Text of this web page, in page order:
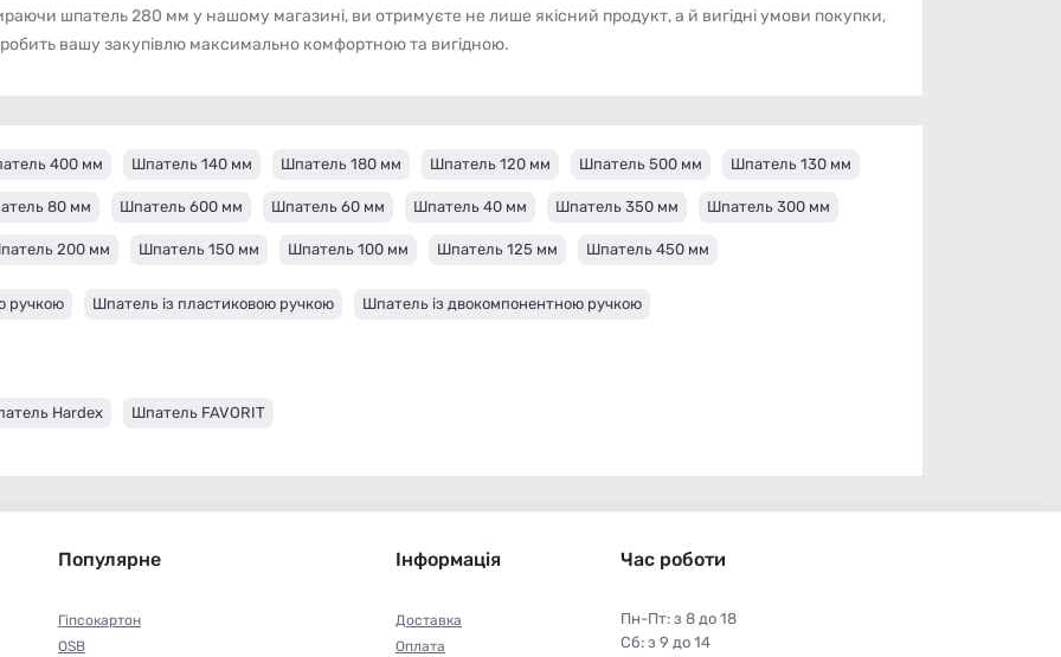
шпатель 280 мм у нашому магазині, ви отримуєте не лише якісний продукт, а й вигідні умови покупки,
вашу закупівлю максимально комфортною та вигідною.
400 мм Шпатель 140 мм Шпатель 180 мм Шпатель 120 мм Шпатель 500 мм Шпатель 130 мм
80 мм Шпатель 600 мм Шпатель 60 мм Шпатель 40 мм Шпатель 350 мм Шпатель 300 мм
200 мм Шпатель 150 мм Шпатель 100 мм Шпатель 125 мм Шпатель 450 мм
ручкою Шпатель із пластиковою ручкою Шпатель із двокомпонентною ручкою
Hardex Шпатель FAVORIT
Популярне
Гіпсокартон
OSB
Інформація
Доставка
Оплата
Час роботи
Пн-Пт: з 8 до 18
Сб: з 9 до 14